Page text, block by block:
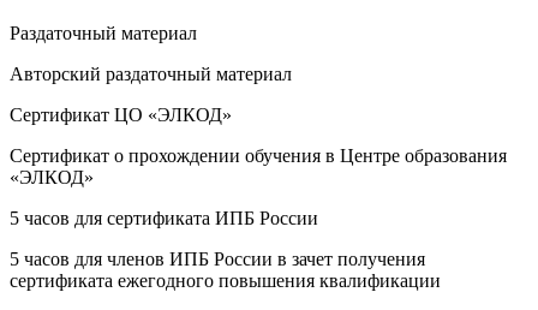
Раздаточный материал
Авторский раздаточный материал
Сертификат ЦО «ЭЛКОД»
Сертификат о прохождении обучения в Центре образования
«ЭЛКОД»
5 часов для сертификата ИПБ России
5 часов для членов ИПБ России в зачет получения
сертификата ежегодного повышения квалификации